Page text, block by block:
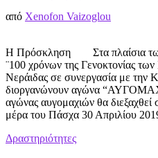
από Xenofon Vaizoglou
Η Πρόσκληση Στα πλαίσια
¨100 χρόνων της Γενοκτονίας
Νεράιδας σε συνεργασία με την
διοργανώνουν αγώνα
αγώνας αυγομαχιών θα
μέρα του Πάσχα 30 Απριλίου
Δραστηριότητες